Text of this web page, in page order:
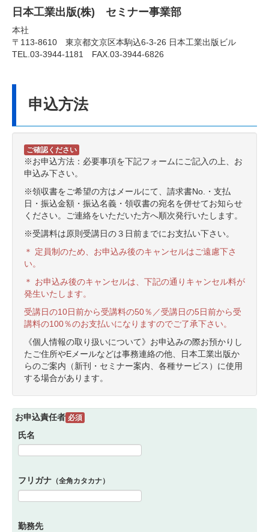
日本工業出版(株) セミナー事業部
本社
〒113-8610 東京都文京区本駒込6-3-26 日本工業出版ビル
TEL.03-3944-1181 FAX.03-3944-6826
申込方法
ご確認ください
※お申込方法：必要事項を下記フォームにご記入の上、お
申込み下さい。
※領収書をご希望の方はメールにて、請求書No.・支払
日・振込金額・振込名義・領収書の宛名を併せてお知らせ
ください。ご連絡をいただいた方へ順次発行いたします。
※受講料は原則受講日の３日前までにお支払い下さい。
＊ 定員制のため、お申込み後のキャンセルはご遠慮下さ
い。
＊ お申込み後のキャンセルは、下記の通りキャンセル料が
発生いたします。
受講日の10日前から受講料の50％／受講日の5日前から受
講料の100％のお支払いになりますのでご了承下さい。
《個人情報の取り扱いについて》お申込みの際お預かりし
たご住所やEメールなどは事務連絡の他、日本工業出版か
らのご案内（新刊・セミナー案内、各種サービス）に使用
する場合があります。
お申込責任者 必須
氏名
フリガナ （全角カタカナ）
勤務先